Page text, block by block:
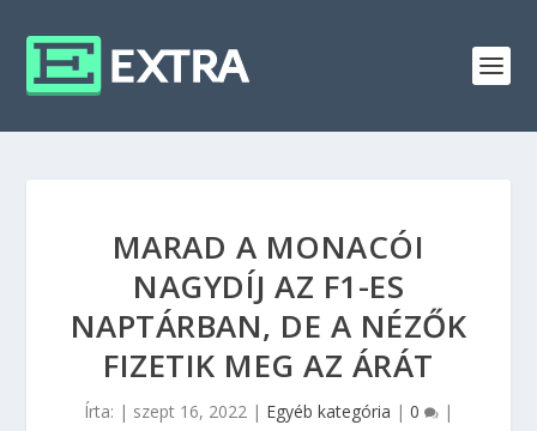
MARAD A MONACÓI
NAGYDÍJ AZ F1-ES
NAPTÁRBAN, DE A NÉZŐK
FIZETIK MEG AZ ÁRÁT
Írta: | szept 16, 2022 | Egyéb kategória | 0 |